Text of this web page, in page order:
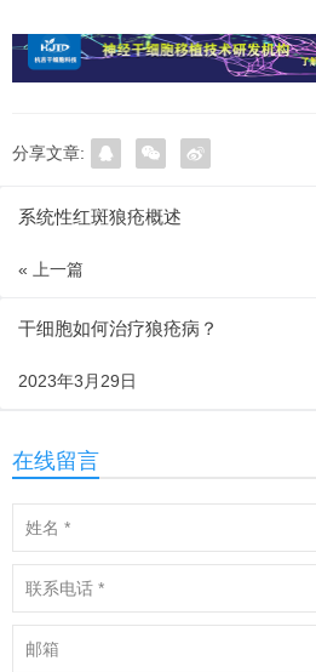
分享文章:
系统性红斑狼疮概述
« 上一篇
干细胞如何治疗狼疮病？
2023年3月29日
在线留言